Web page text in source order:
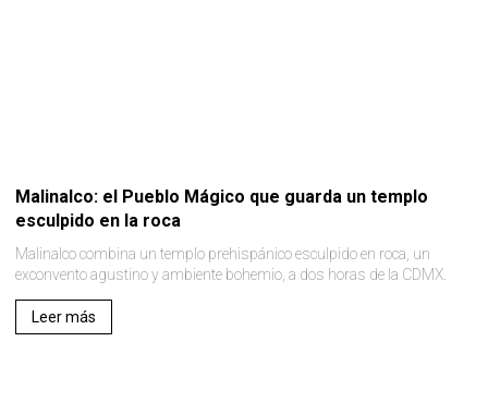
Malinalco: el Pueblo Mágico que guarda un templo
esculpido en la roca
Malinalco combina un templo prehispánico esculpido en roca, un
exconvento agustino y ambiente bohemio, a dos horas de la CDMX.
Leer más